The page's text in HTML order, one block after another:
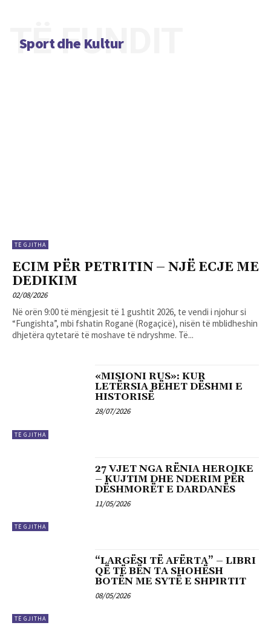
Sport dhe Kultur
TË FUNDIT
TË GJITHA
ECIM PËR PETRITIN – NJË ECJE ME
DEDIKIM
02/08/2026
Në orën 9:00 të mëngjesit të 1 gushtit 2026, te vendi i njohur si
“Fungishta”, mbi fshatin Roganë (Rogaçicë), nisën të mblidheshin
dhjetëra qytetarë të moshave të ndryshme. Të...
TË GJITHA
«MISIONI RUS»: KUR
LETËRSIA BËHET DËSHMI E
HISTORISË
28/07/2026
TË GJITHA
27 VJET NGA RËNIA HEROIKE
– KUJTIM DHE NDERIM PËR
DËSHMORËT E DARDANËS
11/05/2026
TË GJITHA
“LARGËSI TË AFËRTA” – LIBRI
QË TË BËN TA SHOHËSH
BOTËN ME SYTË E SHPIRTIT
08/05/2026